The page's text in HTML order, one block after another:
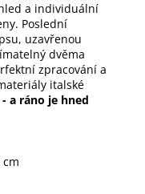
a individuální
Poslední
uzavřenou
dvěma
zpracování a
italské
a ráno je hned
cm